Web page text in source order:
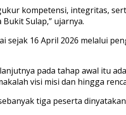
kompetensi, integritas,
Sulap,” ujarnya.
16 April 2026 melalui
pada tahap awal itu
visi misi dan hingga
tiga peserta